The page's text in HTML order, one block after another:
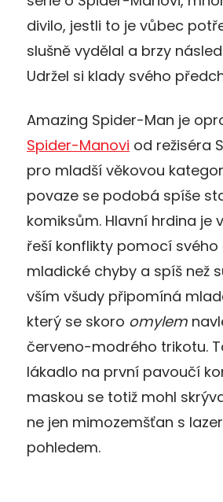
divilo, jestli to je vůbec
slušně vydělal a brzy
Udržel si klady svého
Amazing Spider-Man je
Spider-Manovi od režiséra
pro mladší věkovou
povaze se podobá spíše
komiksům. Hlavní hrdina je
řeší konflikty pomocí
mladické chyby a spíš než
vším všudy připomíná
který se skoro omylem
červeno-modrého trikotu.
lákadlo na první pavoučí
maskou se totiž mohl
ne jen mimozemšťan s
pohledem.